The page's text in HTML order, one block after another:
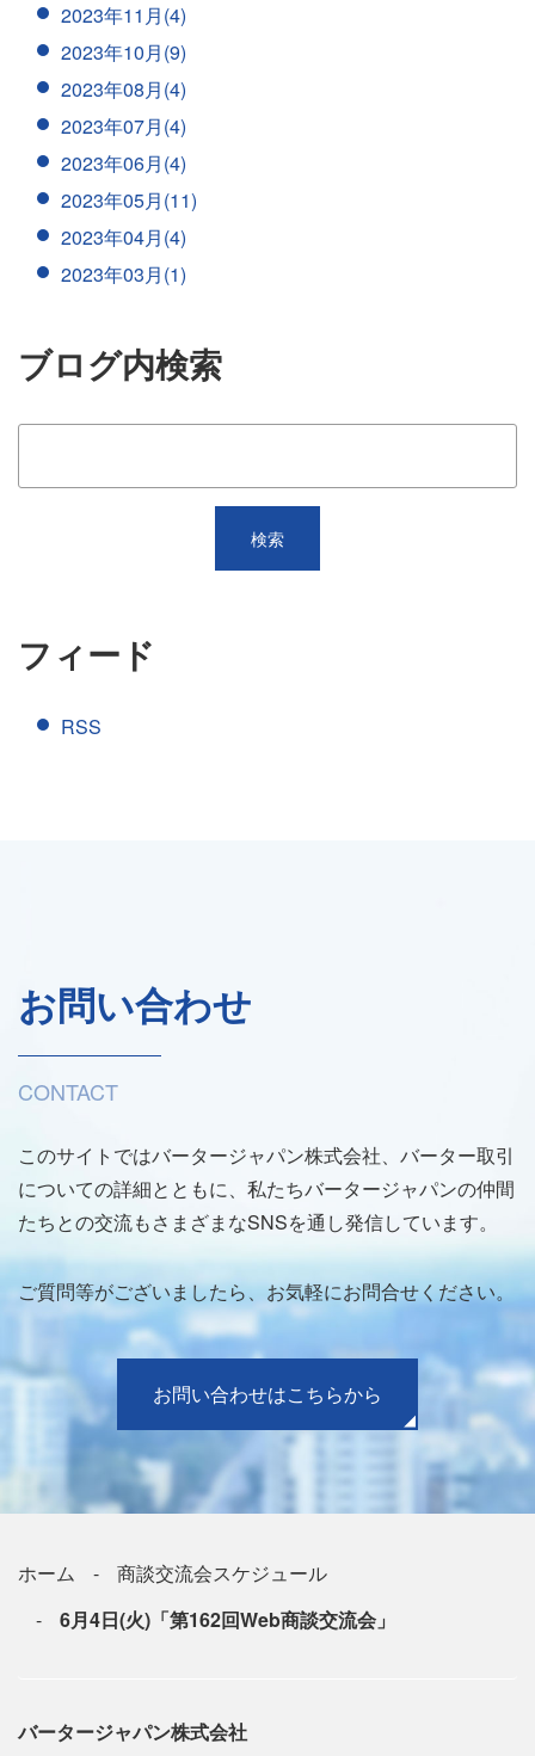
2023年11月(4)
2023年10月(9)
2023年08月(4)
2023年07月(4)
2023年06月(4)
2023年05月(11)
2023年04月(4)
2023年03月(1)
ブログ内検索
フィード
RSS
お問い合わせ
CONTACT
このサイトではバータージャパン株式会社、バーター取引
についての詳細とともに、私たちバータージャパンの仲間
たちとの交流もさまざまなSNSを通し発信しています。
ご質問等がございましたら、お気軽にお問合せください。
お問い合わせはこちらから
ホーム
商談交流会スケジュール
6月4日(火)「第162回Web商談交流会」
バータージャパン株式会社